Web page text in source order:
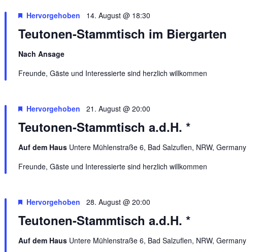
Teutonen-Stammtisch im Biergarten
Hervorgehoben 14. August @ 18:30
Nach Ansage
Freunde, Gäste und Interessierte sind herzlich willkommen
Teutonen-Stammtisch a.d.H. *
Hervorgehoben 21. August @ 20:00
Auf dem Haus Untere Mühlenstraße 6, Bad Salzuflen, NRW, Germany
Freunde, Gäste und Interessierte sind herzlich willkommen
Teutonen-Stammtisch a.d.H. *
Hervorgehoben 28. August @ 20:00
Auf dem Haus Untere Mühlenstraße 6, Bad Salzuflen, NRW, Germany